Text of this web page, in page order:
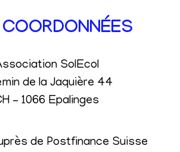
SolEcol
de la Jaquière 44
– 1066 Epalinges
de Postfinance Suisse